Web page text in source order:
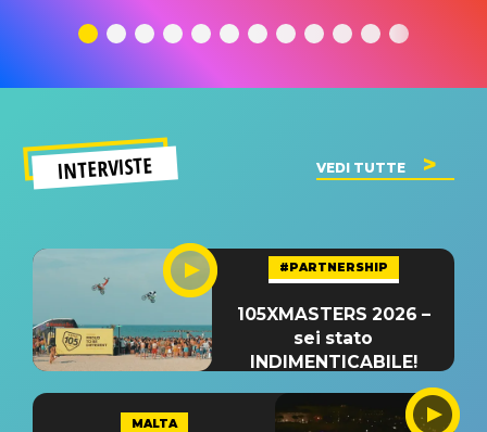
significato
del singolo
INTERVISTE VEDI TUTTE
#PARTNERSHIP
105XMASTERS 2026 –
sei stato
INDIMENTICABILE!
MALTA